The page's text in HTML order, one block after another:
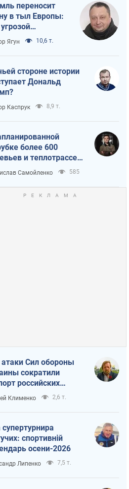
переносит
в тыл Европы:
Ягун 10,6 т.
стороне истории
Дональд
Каспрук 8,9 т.
более 600
и теплотрассе:
на
в Киеве
Самойленко 585
атаки Сил обороны
сократили
российских
Клименко 2,6 т.
спортивній
осени-2026
Липенко 7,5 т.